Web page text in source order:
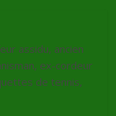
assidu, ancien
ex-cordeur
de tennis,